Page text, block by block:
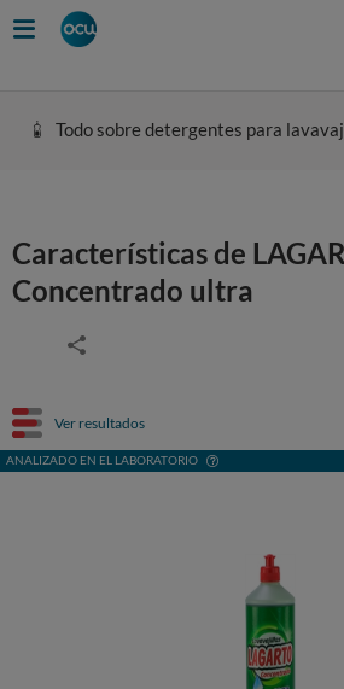
Todo sobre detergentes para
Características de
Concentrado ultra
Ver resultados
ANALIZADO EN EL LABORATORIO